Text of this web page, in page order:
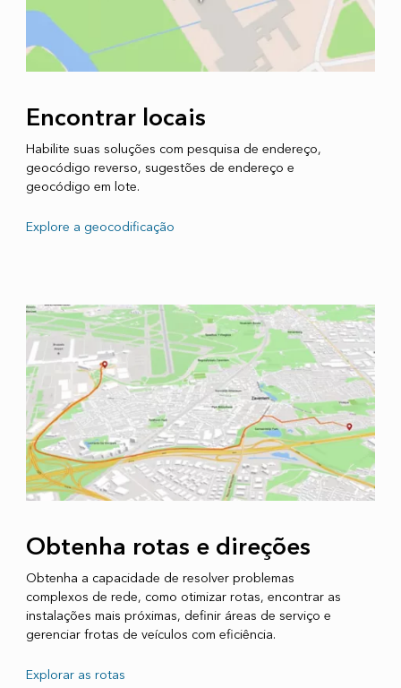
Encontrar locais
Habilite suas soluções com pesquisa de endereço,
geocódigo reverso, sugestões de endereço e
geocódigo em lote.
Explore a geocodificação
Obtenha rotas e direções
Obtenha a capacidade de resolver problemas
complexos de rede, como otimizar rotas, encontrar as
instalações mais próximas, definir áreas de serviço e
gerenciar frotas de veículos com eficiência.
Explorar as rotas